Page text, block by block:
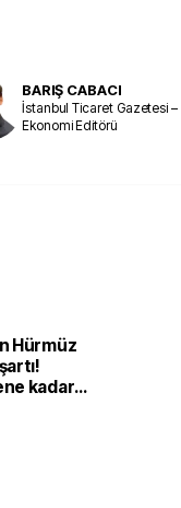
BARIŞ CABACI
İstanbul Ticaret Gazetesi –
Ekonomi Editörü
Hürmüz
kadar